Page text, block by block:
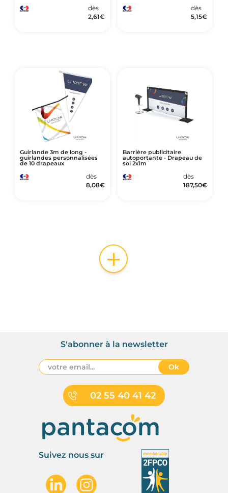
dès
2,61€
dès
5,15€
Guirlande 3m de long -
guirlandes personnalisées
de 10 drapeaux
dès
8,08€
Barrière publicitaire
autoportante - Drapeau de
sol 2x1m
dès
187,50€
+
02 55 40 41 42
S'abonner à la newsletter
Ok
Suivez nous sur